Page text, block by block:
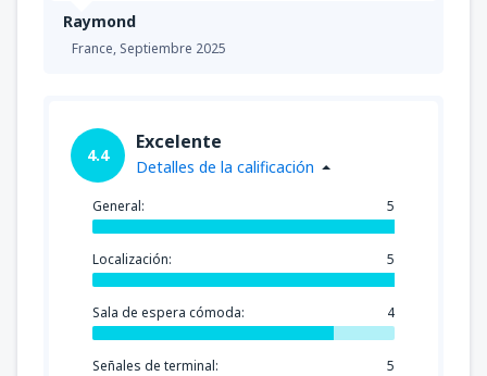
Raymond
France, Septiembre 2025
4.4
Excelente
Detalles de la calificación
General: 5
Localización: 5
Sala de espera cómoda: 4
Señales de terminal: 5